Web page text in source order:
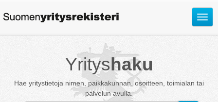
Avaa
Yrityshaku
Hae yritystietoja nimen, paikkakunnan, osoitteen, toimialan tai
palvelun avulla.